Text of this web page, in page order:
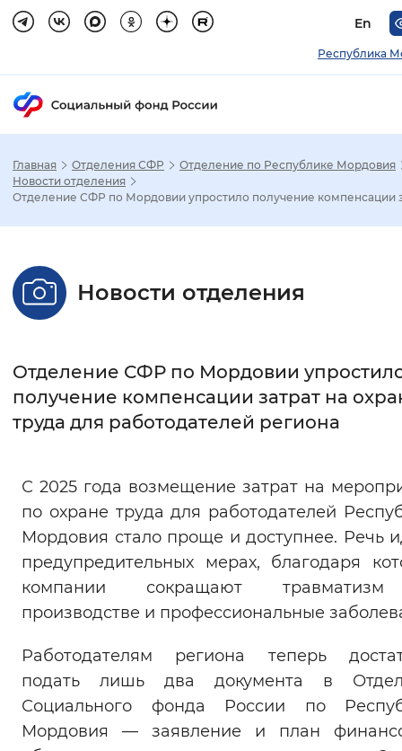
En
Республика
Настройка режима отображения
Стандартный Увеличенный
Интервал между буквами
Цвет сайта
Инверсивный
Синий фон
Включены Выключены
Главная Отделения СФР
Отделение по Республике Мордовия
Новости отделения
Отделение СФР по Мордовии упростило получение компенсации
Новости отделения
Отделение СФР по Мордовии
получение компенсации затрат на
труда для работодателей региона
С 2025 года возмещение затрат на
по охране труда для работодателей
Мордовия стало проще и доступнее. Речь
предупредительных мерах, благодаря
компании сокращают
производстве и профессиональные
Работодателям региона теперь
подать лишь два документа в
Социального фонда России по
Мордовия — заявление и план